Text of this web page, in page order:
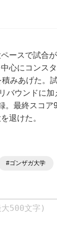
ースで試合
心にコンス
みあげた。
バウンドに
。最終スコア
退けた。
#ゴンザガ大学